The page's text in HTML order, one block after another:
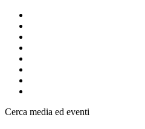
Cerca media ed eventi